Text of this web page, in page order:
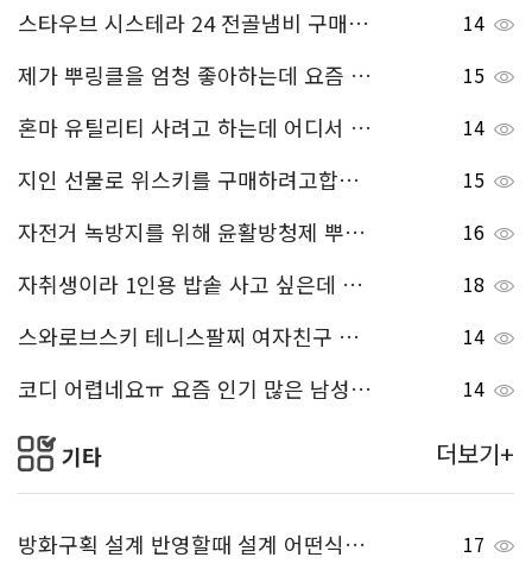
스타우브 시스테라 24 전골냄비 구매하려고하는데 어디서 구매하는게 저렴할까요? 공유 좀 해주세요! 14
제가 뿌링클을 엄청 좋아하는데 요즘 뿌링클 시즈닝 많이 팔더라구요! 맛있는 뿌링클 시즈닝 추천해주세요!! 15
혼마 유틸리티 사려고 하는데 어디서 구매하는게 좀더 싼가요? 14
지인 선물로 위스키를 구매하려고합니다! 글렌드로낙 12 가격이 어떻게 되는지 알려주세요 ^^ 15
자전거 녹방지를 위해 윤활방청제 뿌리려고 하는데 많이 사용하시는 윤활방청제 추천해주세요! 16
자취생이라 1인용 밥솥 사고 싶은데 1인용 키친아트 밥솥 저렴하게 파는 사이트 추천해주세요!ㅎㅎ 18
스와로브스키 테니스팔찌 여자친구 사주고 싶은데 할인받고 구매할수있는 곳 정보 좀 주세요. 14
코디 어렵네요ㅠ 요즘 인기 많은 남성 의류 쇼핑몰 뭐가 있나요? 14
기타 더보기+
방화구획 설계 반영할때 설계 어떤식으로 반영되나요? 17